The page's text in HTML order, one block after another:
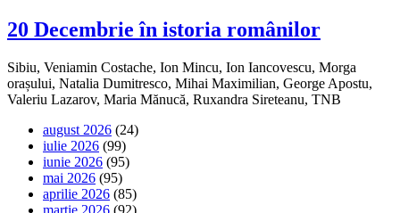
20 Decembrie în istoria românilor
Sibiu, Veniamin Costache, Ion Mincu, Ion Iancovescu, Morga
orașului, Natalia Dumitresco, Mihai Maximilian, George Apostu,
Valeriu Lazarov, Maria Mănucă, Ruxandra Sireteanu, TNB
august 2026 (24)
iulie 2026 (99)
iunie 2026 (95)
mai 2026 (95)
aprilie 2026 (85)
martie 2026 (92)